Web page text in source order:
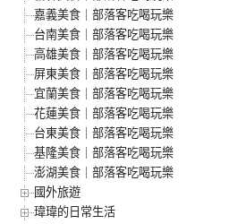
嘉義美食｜部落客吃喝玩樂
台南美食｜部落客吃喝玩樂
高雄美食｜部落客吃喝玩樂
屏東美食｜部落客吃喝玩樂
宜蘭美食｜部落客吃喝玩樂
花蓮美食｜部落客吃喝玩樂
台東美食｜部落客吃喝玩樂
基隆美食｜部落客吃喝玩樂
澎湖美食｜部落客吃喝玩樂
國外旅遊
瑋瑋的日常生活